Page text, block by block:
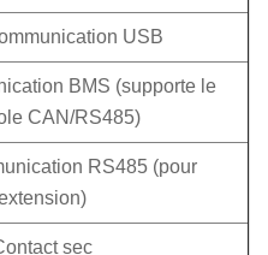
USB
BMS (supporte le
CAN/RS485)
RS485 (pour
sec